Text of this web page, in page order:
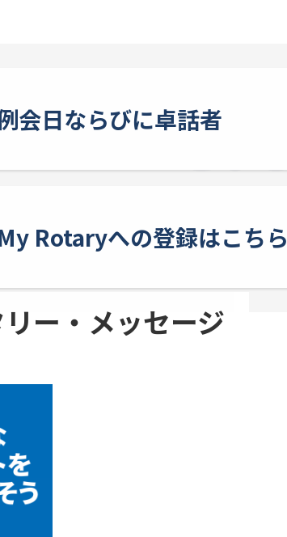
会日ならびに卓話者
Rotaryへの登録はこちら
ー・メッセージ